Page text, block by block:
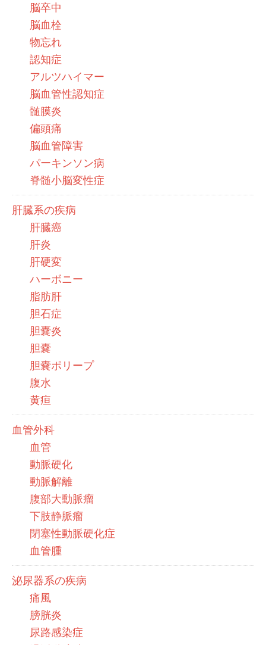
脳卒中
脳血栓
物忘れ
認知症
アルツハイマー
脳血管性認知症
髄膜炎
偏頭痛
脳血管障害
パーキンソン病
脊髄小脳変性症
肝臓系の疾病
肝臓癌
肝炎
肝硬変
ハーボニー
脂肪肝
胆石症
胆嚢炎
胆嚢
胆嚢ポリープ
腹水
黄疸
血管外科
血管
動脈硬化
動脈解離
腹部大動脈瘤
下肢静脈瘤
閉塞性動脈硬化症
血管腫
泌尿器系の疾病
痛風
膀胱炎
尿路感染症